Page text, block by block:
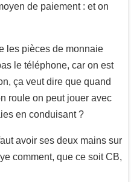
de paiement : et on
les pièces de monnaie
le téléphone, car on est
ça veut dire que quand
roule on peut jouer avec
en conduisant ?
avoir ses deux mains sur
comment, que ce soit CB,